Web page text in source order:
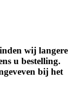
wij langere
u bestelling.
bij het